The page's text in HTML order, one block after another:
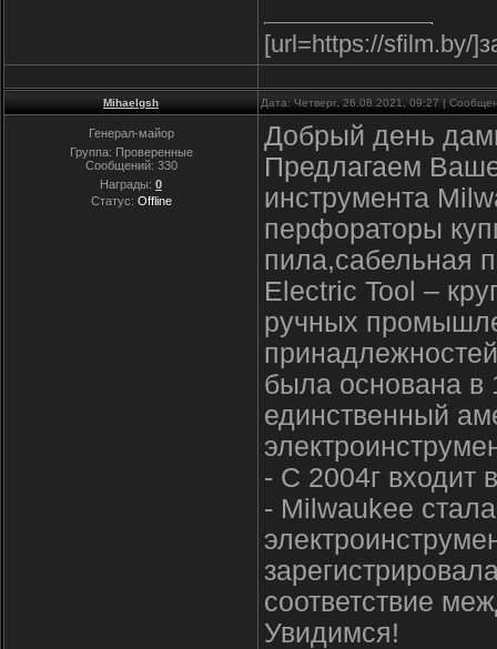
[url=https://sfilm.by/
Mihaelgsh Дата: Четверг, 26.08.2021, 09:27 |
Генерал-майор
Группа: Проверенные
Сообщений: 330
Награды: 0
Статус: Offline
Добрый день
Предлагаем
инструмента
перфораторы
пила,сабельная
Electric Tool –
ручных
была основана в
единственный
- С 2004г входит
- Milwaukee
соответствие
Увидимся!